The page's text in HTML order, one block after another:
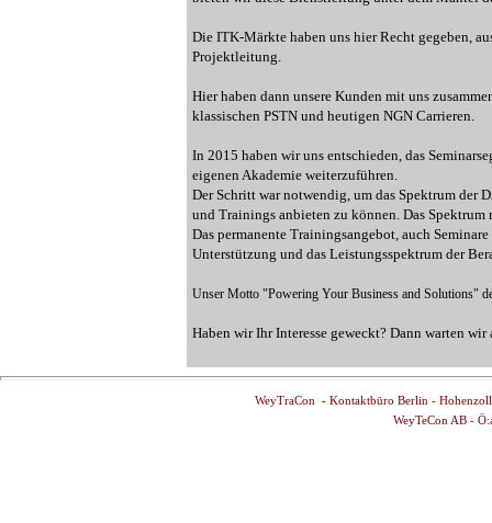
Die ITK-Märkte haben uns hier Recht gegeben,
Projektleitung.
Hier haben dann unsere Kunden mit uns
klassischen PSTN und heutigen NGN Carrieren.
In 2015 haben wir uns entschieden, das
eigenen Akademie weiterzuführen.
Der Schritt war notwendig, um das Spektrum der
und Trainings anbieten zu können. Das
Das permanente Trainingsangebot, auch
Unterstützung und das Leistungsspektrum der
Unser Motto "Powering Your Business and Solutions"
Haben wir Ihr Interesse geweckt? Dann warten
WeyTraCon - Kontaktbüro Berlin -
WeyTeCon AB -